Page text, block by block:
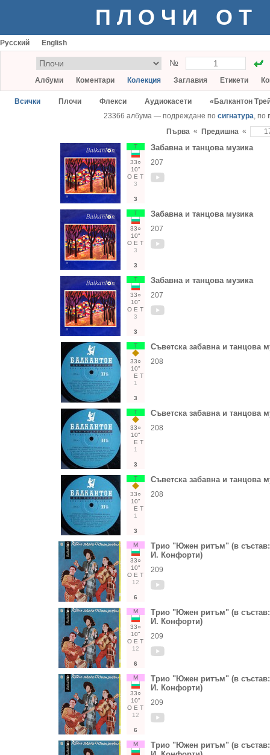
ПЛОЧИ ОТ
Русский English
№
Албуми Коментари Колекция Заглавия Етикети
Всички Плочи Флекси Аудиокасети
«Балкантон
23366 албума — подреждане по сигнатура, по
Първа « Предишна «
Т
33○
10"
О Е Т
3
3
Забавна и танцова музика
207
Т
33○
10"
О Е Т
3
3
Забавна и танцова музика
207
Т
33○
10"
О Е Т
3
3
Забавна и танцова музика
207
Т
33○
10"
Е Т
1
3
Съветска забавна и танцова
208
Т
33○
10"
Е Т
1
3
Съветска забавна и танцова
208
Т
33○
10"
Е Т
1
3
Съветска забавна и танцова
208
М
33○
10"
О Е Т
12
6
Трио "Южен ритъм" (в
И. Конфорти)
209
М
33○
10"
О Е Т
12
6
Трио "Южен ритъм" (в
И. Конфорти)
209
М
33○
10"
О Е Т
12
6
Трио "Южен ритъм" (в
И. Конфорти)
209
М
Трио "Южен ритъм" (в